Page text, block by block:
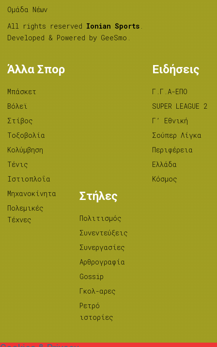
Ομάδα Νέων
All rights reserved Ionian Sports
Developed & Powered by GeeSmo
Άλλα Σπορ
Μπάσκετ
Βόλεϊ
Στίβος
Tοξοβολία
Κολύμβηση
Τένις
Ιστιοπλοΐα
Μηχανοκίνητα
Πολεμικές
Τέχνες
Ειδήσεις
Γ.Γ.Α-ΕΠΟ
SUPER LEAGUE 2
Γ’ Εθνική
Σούπερ Λίγκα
Περιφέρεια
Ελλάδα
Κόσμος
Στήλες
Πολιτισμός
Συνεντεύξεις
Συνεργασίες
Αρθρογραφία
Gossip
Γκολ-αρες
Ρετρό
ιστορίες